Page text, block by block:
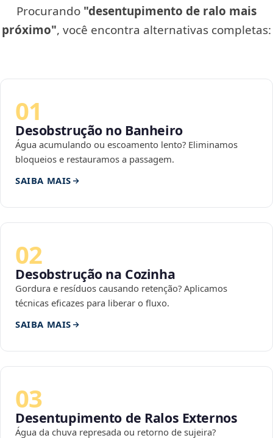
Procurando "desentupimento de ralo mais
próximo", você encontra alternativas completas:
01
Desobstrução no Banheiro
Água acumulando ou escoamento lento? Eliminamos
bloqueios e restauramos a passagem.
SAIBA MAIS
02
Desobstrução na Cozinha
Gordura e resíduos causando retenção? Aplicamos
técnicas eficazes para liberar o fluxo.
SAIBA MAIS
03
Desentupimento de Ralos Externos
Água da chuva represada ou retorno de sujeira?